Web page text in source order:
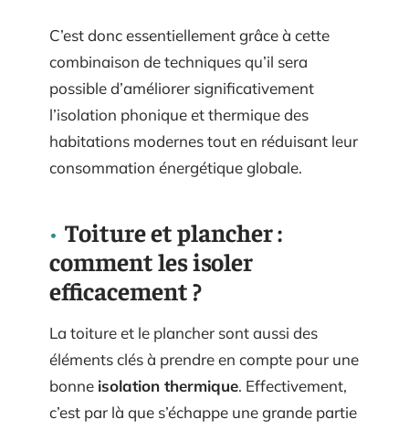
C’est donc essentiellement grâce à cette
combinaison de techniques qu’il sera
possible d’améliorer significativement
l’isolation phonique et thermique des
habitations modernes tout en réduisant leur
consommation énergétique globale.
Toiture et plancher :
comment les isoler
efficacement ?
La toiture et le plancher sont aussi des
éléments clés à prendre en compte pour une
bonne isolation thermique. Effectivement,
c’est par là que s’échappe une grande partie